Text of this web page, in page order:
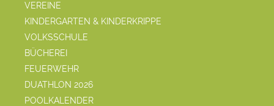
VEREINE
KINDERGARTEN & KINDERKRIPPE
VOLKSSCHULE
BÜCHEREI
FEUERWEHR
DUATHLON 2026
POOLKALENDER